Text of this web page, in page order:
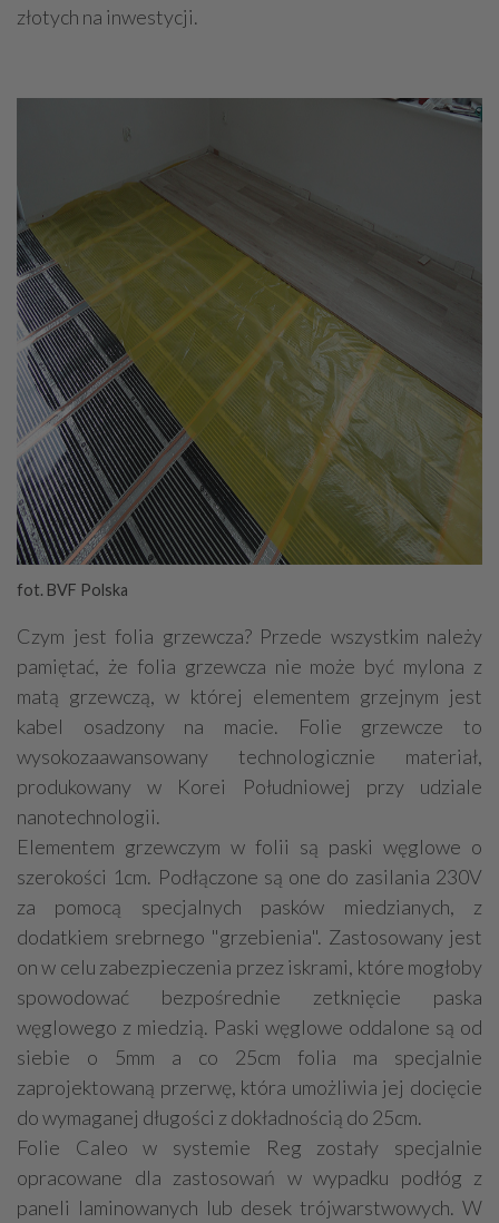
złotych na inwestycji.
fot. BVF Polska
Czym jest folia grzewcza? Przede wszystkim należy
pamiętać, że folia grzewcza nie może być mylona z
matą grzewczą, w której elementem grzejnym jest
kabel osadzony na macie. Folie grzewcze to
wysokozaawansowany technologicznie materiał,
produkowany w Korei Południowej przy udziale
nanotechnologii.
Elementem grzewczym w folii są paski węglowe o
szerokości 1cm. Podłączone są one do zasilania 230V
za pomocą specjalnych pasków miedzianych, z
dodatkiem srebrnego "grzebienia". Zastosowany jest
on w celu zabezpieczenia przez iskrami, które mogłoby
spowodować bezpośrednie zetknięcie paska
węglowego z miedzią. Paski węglowe oddalone są od
siebie o 5mm a co 25cm folia ma specjalnie
zaprojektowaną przerwę, która umożliwia jej docięcie
do wymaganej długości z dokładnością do 25cm.
Folie Caleo w systemie Reg zostały specjalnie
opracowane dla zastosowań w wypadku podłóg z
paneli laminowanych lub desek trójwarstwowych. W